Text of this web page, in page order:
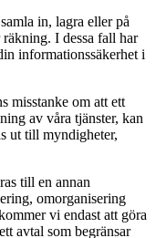
in, lagra eller på
I dessa fall har
informationssäkerhet i
misstanke om att ett
av våra tjänster, kan
ut till myndigheter,
till en annan
omorganisering
vi endast att göra
avtal som begränsar